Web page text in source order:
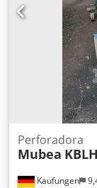
limpios y sin
Estación para
redondo y
entallado, para
Estación de
y acero en U
Kaufungen
Perforadora
Mubea